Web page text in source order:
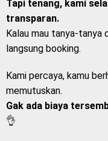
Tapi tenang, kami
transparan.
Kalau mau tanya-tanya
langsung booking.
Kami percaya, kamu
memutuskan.
Gak ada biaya
👌